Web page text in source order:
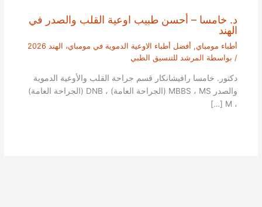
د. خامسا – أحسن طبيب اوعية القلب والصدر في
الهند
أطباء مومباي, أفضل أطباء الاوعية الدموية في مومباي، الهند 2026
/ بواسطة المرشد للتنسيق الطبي
دكتور. خامسا رافيشانكار قسم جراحة القلب والأوعية الدموية
والصدر MBBS ، MS (الجراحة العامة) ، DNB (الجراحة العامة)
، M […]